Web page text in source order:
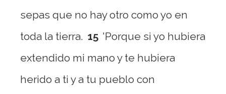
sepas que no hay otro como yo en
toda la tierra. 15 'Porque si yo hubiera
extendido mi mano y te hubiera
herido a ti y a tu pueblo con